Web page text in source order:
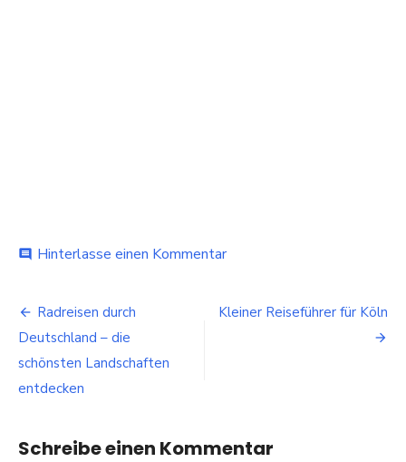
comment Hinterlasse einen Kommentarbei
Stuttgart
Beitragsnavigation
Radreisen durch
Deutschland – die
schönsten Landschaften
entdecken
Kleiner Reiseführer für Köln
Schreibe einen Kommentar